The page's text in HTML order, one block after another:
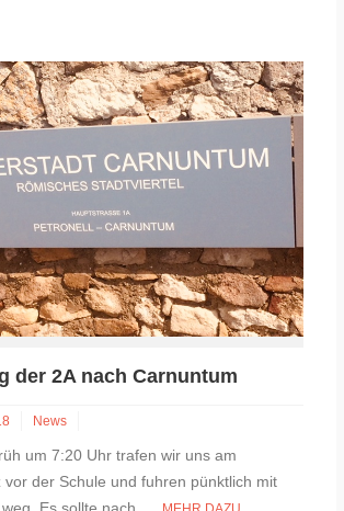
der 2A nach Carnuntum
News
um 7:20 Uhr trafen wir uns am
vor der Schule und fuhren pünktlich mit